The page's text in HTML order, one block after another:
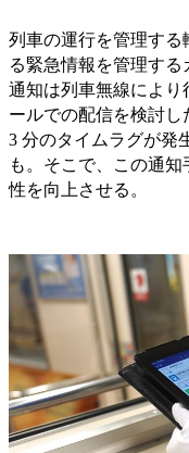
列車の運行を管理す
る緊急情報を管理す
通知は列車無線により
ールでの配信を検討し
3 分のタイムラグが発
も。そこで、この通
性を向上させる。